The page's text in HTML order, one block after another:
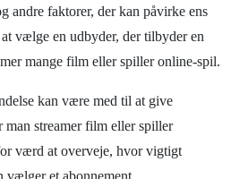
andre faktorer, der kan påvirke ens
vælge en udbyder, der tilbyder en
mange film eller spiller online-spil.
kan være med til at give
man streamer film eller spiller
værd at overveje, hvor vigtigt
vælger et abonnement.